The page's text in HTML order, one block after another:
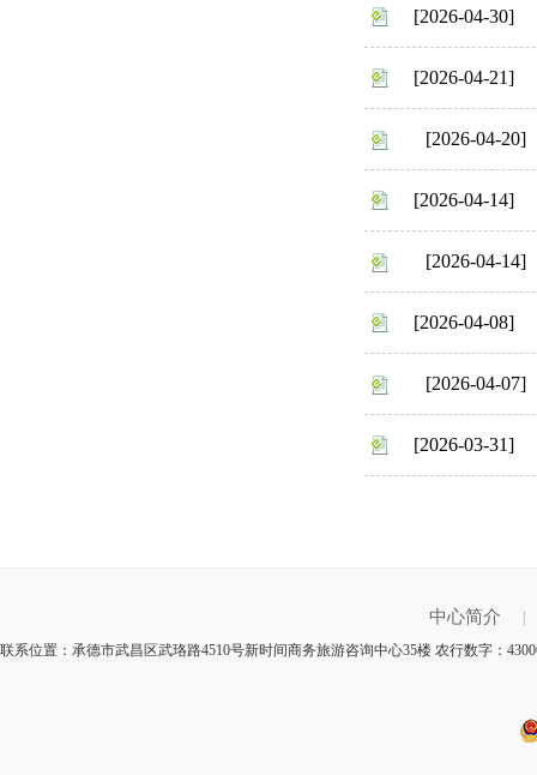
[2026-04-30]
[2026-04-21]
[2026-04-20]
[2026-04-14]
[2026-04-14]
[2026-04-08]
[2026-04-07]
[2026-03-31]
中心简介
联系位置：承德市武昌区武珞路4510号新时间商务旅游咨询中心35楼 农行数字：